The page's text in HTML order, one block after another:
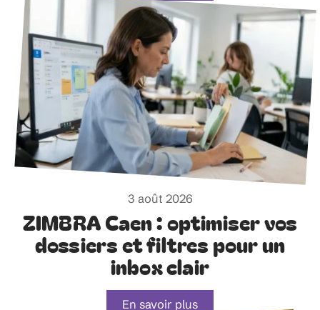
3 août 2026
ZIMBRA Caen : optimiser vos
dossiers et filtres pour un
inbox clair
En savoir plus